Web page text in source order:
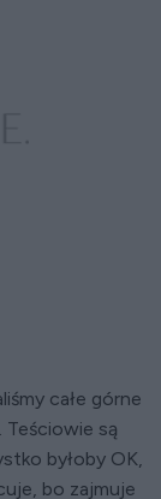
całe górne
Teściowie są
byłoby OK,
bo zajmuje